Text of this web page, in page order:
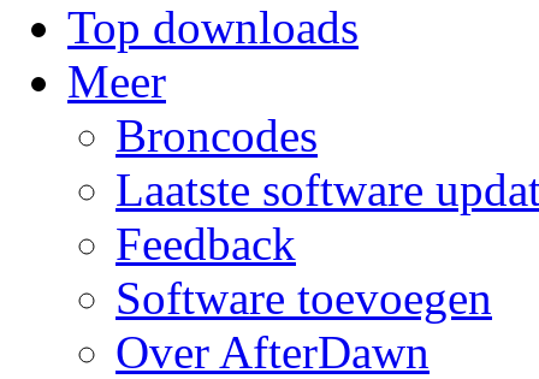
Top downloads
Meer
Broncodes
Laatste software
Feedback
Software toevoegen
Over AfterDawn